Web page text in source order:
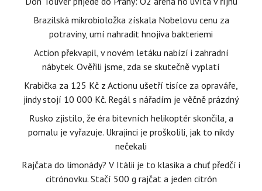
Brazilská mikrobioložka získala Nobelovu cenu za
potraviny, umí nahradit hnojiva bakteriemi
Action překvapil, v novém letáku nabízí i zahradní
nábytek. Ověřili jsme, zda se skutečně vyplatí
Krabička za 125 Kč z Actionu ušetří tisíce za opraváře,
jindy stojí 10 000 Kč. Regál s nářadím je věčně prázdný
Rusko zjistilo, že éra bitevních helikoptér skončila, a
pomalu je vyřazuje. Ukrajinci je proškolili, jak to nikdy
nečekali
Rajčata do limonády? V Itálii je to klasika a chuť předčí i
citrónovku. Stačí 500 g rajčat a jeden citrón